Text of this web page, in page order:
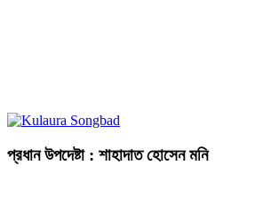
প্রধান উপদেষ্টা : শাহাদাত হোসেন মনি